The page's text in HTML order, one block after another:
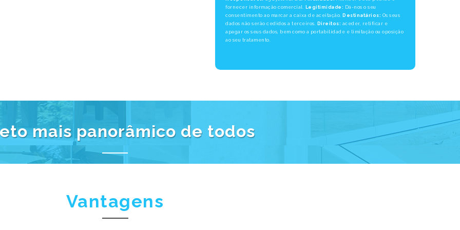
fornecer informação comercial. Legitimidade: Dá-nos o seu
consentimento ao marcar a caixa de aceitação. Destinatários: Os seus
dados não serão cedidos a terceiros. Direitos: aceder, retificar e
apagar os seus dados, bem como a portabilidade e limitação ou oposição
ao seu tratamento.
mais panorâmico de todos
Vantagens